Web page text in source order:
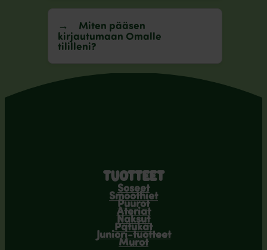
Miten pääsen
kirjautumaan Omalle
tililleni?
TUOTTEET
Soseet
Smoothiet
Puurot
Ateriat
Naksut
Patukat
Juniori-tuotteet
Murot